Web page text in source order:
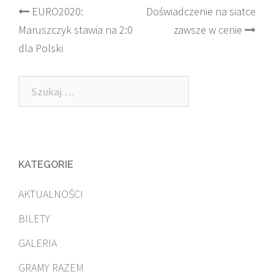
Post
navigation
EURO2020:
Maruszczyk stawia na 2:0
dla Polski
Doświadczenie na siatce
zawsze w cenie
Szukaj:
KATEGORIE
AKTUALNOŚCI
BILETY
GALERIA
GRAMY RAZEM